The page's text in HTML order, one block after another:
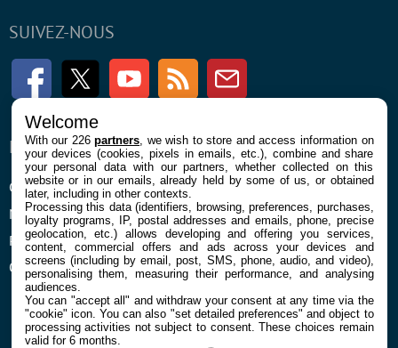
SUIVEZ-NOUS
FacebookTwitter Youtube RSS Newsletter
ENTREPRISE
Confidentialité et Cookies
Mentions légales et CGU
Préférences Cookies
Qui sommes nous
À PROPOS
Contact
Welcome
With our 226partners , we wish to store and access information on
your devices (cookies, pixels in emails, etc.), combine and share
your personal data with our partners, whether collected on this
website or in our emails, already held by some of us, or obtained
later, including in other contexts.
Processing this data (identifiers, browsing, preferences, purchases,
loyalty programs, IP, postal addresses and emails, phone, precise
geolocation, etc.) allows developing and offering you services,
content, commercial offers and ads across your devices and
screens (including by email, post, SMS, phone, audio, and video),
personalising them, measuring their performance, and analysing
audiences.
You can "accept all" and withdraw your consent at any time via the
"cookie" icon. You can also "set detailed preferences" and object to
processing activities not subject to consent. These choices remain
valid for 6 months.